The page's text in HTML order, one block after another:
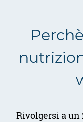
Rivolgersi a un